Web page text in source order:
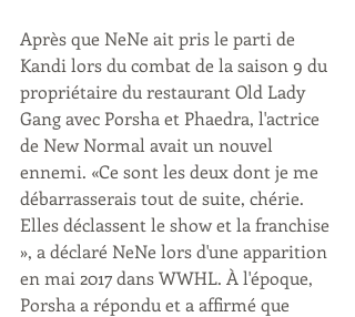
Après que NeNe ait pris le parti de
Kandi lors du combat de la saison 9 du
propriétaire du restaurant Old Lady
Gang avec Porsha et Phaedra, l'actrice
de New Normal avait un nouvel
ennemi. «Ce sont les deux dont je me
débarrasserais tout de suite, chérie.
Elles déclassent le show et la franchise
», a déclaré NeNe lors d'une apparition
en mai 2017 dans WWHL. À l'époque,
Porsha a répondu et a affirmé que